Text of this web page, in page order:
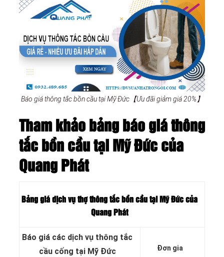
Báo giá thông tắc bồn cầu tại Mỹ Đức【Ưu đãi giảm giá 20%】
Tham khảo bảng báo giá thông
tắc bồn cầu tại Mỹ Đức của
Quang Phát
Bảng giá dịch vụ thợ thông tắc bồn cầu tại Mỹ Đức của
Quang Phát
Báo giá các dịch vụ thông tắc
cầu cống tại Mỹ Đức
Đơn gia